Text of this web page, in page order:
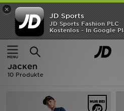
×
JD Sports
JD Sports Fashion PLC
Kostenlos - In Google
Home
Ausverkauf | Blau Under
Ausverkauf | Blau Under
Jacken
10 Produkte
ANGEBOTE
Neuheiten
Herren